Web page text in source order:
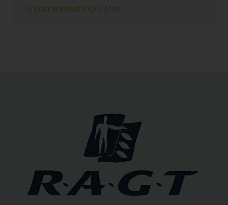
Unkrautbekämpfung im Mais